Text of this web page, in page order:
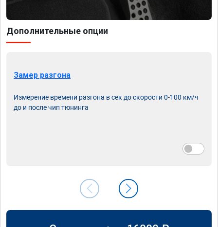
Дополнительные опции
Замер разгона
Измерение времени разгона в сек до скорости 0-100 км/ч
до и после чип тюнинга